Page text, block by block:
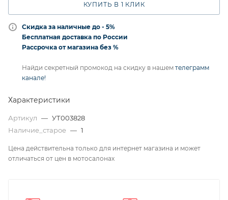
КУПИТЬ В 1 КЛИК
Скидка за наличные до - 5%
Бесплатная доставка по России
Рассрочка от магазина без %
Найди секретный промокод на скидку в нашем телеграмм
канале!
Характеристики
Артикул — УТ003828
Наличие_старое — 1
Цена действительна только для интернет магазина и может
отличаться от цен в мотосалонах